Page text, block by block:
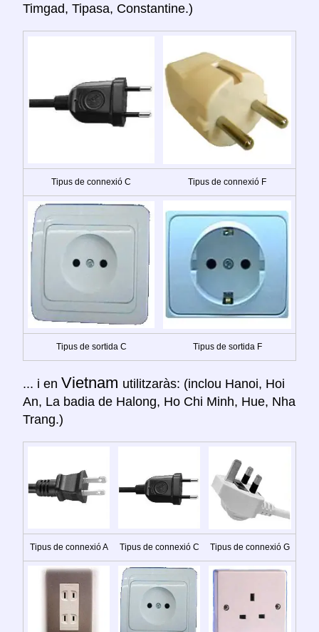
Timgad, Tipasa, Constantine.)
Tipus de connexió C Tipus de connexió F
Tipus de sortida C Tipus de sortida F
... i en Vietnam utilitzaràs: (inclou Hanoi, Hoi
An, La badia de Halong, Ho Chi Minh, Hue, Nha
Trang.)
Tipus de connexió A Tipus de connexió C Tipus de connexió G